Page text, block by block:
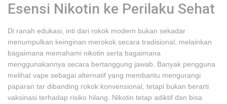
Esensi Nikotin ke Perilaku Sehat
Di ranah edukasi, inti dari rokok modern bukan sekadar
menumpulkan keinginan merokok secara tradisional, melainkan
bagaimana memahami nikotin serta bagaimana
menggunakannya secara bertanggung jawab. Banyak pengguna
melihat vape sebagai alternatif yang membantu mengurangi
paparan tar dibanding rokok konvensional, tetapi bukan berarti
vaksinasi terhadap risiko hilang. Nikotin tetap adiktif dan bisa